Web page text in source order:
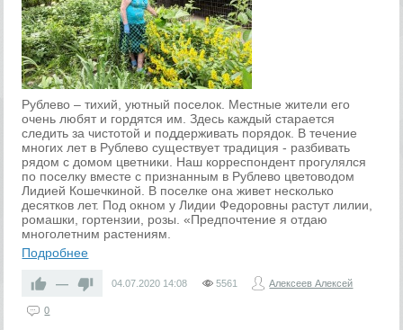
Рублево – тихий, уютный поселок. Местные жители его
очень любят и гордятся им. Здесь каждый старается
следить за чистотой и поддерживать порядок. В течение
многих лет в Рублево существует традиция - разбивать
рядом с домом цветники. Наш корреспондент прогулялся
по поселку вместе с признанным в Рублево цветоводом
Лидией Кошечкиной. В поселке она живет несколько
десятков лет. Под окном у Лидии Федоровны растут лилии,
ромашки, гортензии, розы. «Предпочтение я отдаю
многолетним растениям.
Подробнее
— 04.07.2020 14:08 5561 Алексеев Алексей
0